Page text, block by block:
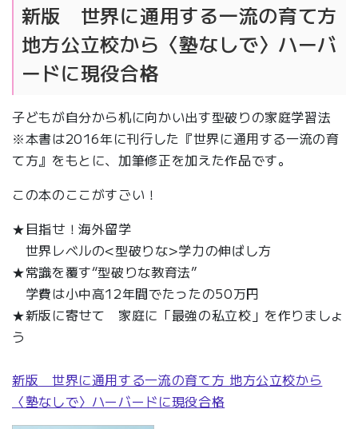
新版 世界に通用する一流の育て方
地方公立校から〈塾なしで〉ハーバ
ードに現役合格
子どもが自分から机に向かい出す型破りの家庭学習法
※本書は2016年に刊行した『世界に通用する一流の育
て方』をもとに、加筆修正を加えた作品です。
この本のここがすごい！
★目指せ！海外留学
世界レベルの<型破りな>学力の伸ばし方
★常識を覆す“型破りな教育法”
学費は小中高12年間でたったの50万円
★新版に寄せて 家庭に「最強の私立校」を作りましょ
う
新版 世界に通用する一流の育て方 地方公立校から
〈塾なしで〉ハーバードに現役合格